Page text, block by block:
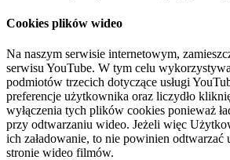
Cookies plików wideo
Na naszym serwisie internetowym,
serwisu YouTube. W tym celu
podmiotów trzecich dotyczące usługi
preferencje użytkownika oraz liczydło
wyłączenia tych plików cookies ponieważ
przy odtwarzaniu wideo. Jeżeli więc
ich załadowanie, to nie powinien odtwarzać
stronie wideo filmów.